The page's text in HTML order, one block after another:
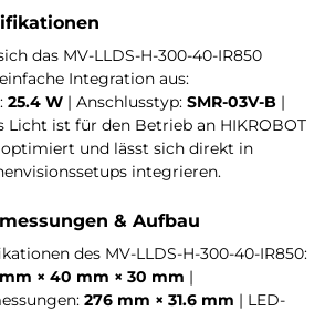
das MV-LLDS-H-300-40-IR850
Integration aus:
25.4 W | Anschlusstyp: SMR-03V-B |
Licht ist für den Betrieb an HIKROBOT
und lässt sich direkt in
integrieren.
& Aufbau
des MV-LLDS-H-300-40-IR850:
× 40 mm × 30 mm |
276 mm × 31.6 mm | LED-